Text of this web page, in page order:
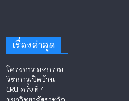
เรื่องล่าสุด
โครงการ มหกรรม
วิชาการเปิดบ้าน
LRU ครั้งที่ 4
มหาวิทยาลัยราชภัฏ